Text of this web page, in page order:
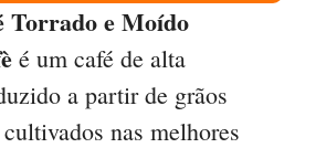
Torrado e Moído
é um café de alta
a partir de grãos
nas melhores